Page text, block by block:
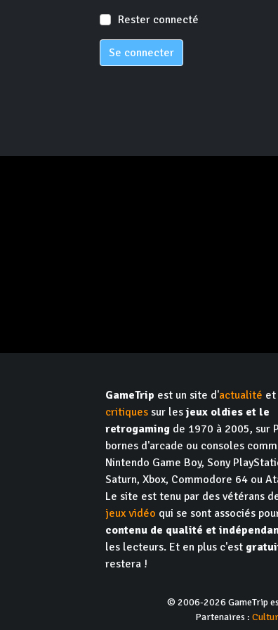
Rester connecté
Se connecter
GameTrip est un site d'actualité et
critiques sur lesjeux oldies et le
retrogaming de 1970 à 2005, sur
bornes d'arcade ou consoles
Nintendo Game Boy, Sony
Saturn, Xbox, Commodore 64 ou
Le site est tenu par des vétérans
jeux vidéo qui se sont associés
contenu de qualité et
les lecteurs. Et en plus c'est
restera !
© 2006-2026 GameTrip
Partenaires :